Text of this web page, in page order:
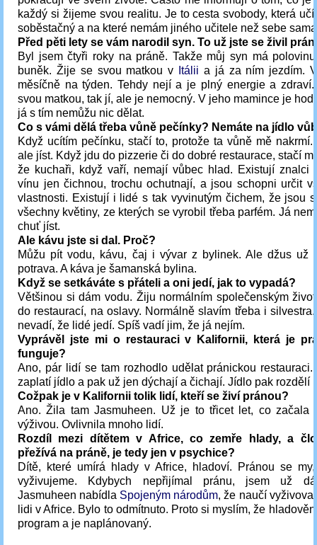
každý si žijeme svou realitu. Je to cesta svobody, která
soběstačný a na které nemám jiného učitele než sebe
Před pěti lety se vám narodil syn. To už jste se živil
Byl jsem čtyři roky na práně. Takže můj syn má
buněk. Žije se svou matkou v
Itálii a já za ním jezdím.
měsíčně na týden. Tehdy nejí a je plný energie a
svou matkou, tak jí, ale je nemocný. V jeho mamince je
já s tím nemůžu nic dělat.
Co s vámi dělá třeba vůně pečínky? Nemáte na jídlo
Když ucítím pečínku, stačí to, protože ta vůně mě
ale jíst. Když jdu do pizzerie či do dobré restaurace, stačí
že kuchaři, když vaří, nemají vůbec hlad. Existují znalci
vínu jen čichnou, trochu ochutnají, a jsou schopni určit
vlastnosti. Existují i lidé s tak vyvinutým čichem, že jsou
všechny květiny, ze kterých se vyrobil třeba parfém. Já
chuť jíst.
Ale kávu jste si dal. Proč?
Můžu pít vodu, kávu, čaj i vývar z bylinek. Ale džus už
potrava. A káva je šamanská bylina.
Když se setkáváte s přáteli a oni jedí, jak to vypadá?
Většinou si dám vodu. Žiju normálním společenským
do restaurací, na oslavy. Normálně slavím třeba i
nevadí, že lidé jedí. Spíš vadí jim, že já nejím.
Vyprávěl jste mi o restauraci v Kalifornii, která je
funguje?
Ano, pár lidí se tam rozhodlo udělat pránickou
zaplatí jídlo a pak už jen dýchají a čichají. Jídlo pak rozdělí
Cožpak je v Kalifornii tolik lidí, kteří se živí pránou?
Ano. Žila tam Jasmuheen. Už je to třicet let, co začala
výživou. Ovlivnila mnoho lidí.
Rozdíl mezi dítětem v Africe, co zemře hlady, a
přežívá na práně, je tedy jen v psychice?
Dítě, které umírá hlady v Africe, hladoví. Pránou se
vyživujeme. Kdybych nepřijímal pránu, jsem už
Jasmuheen nabídla Spojeným národům, že naučí
lidi v Africe. Bylo to odmítnuto. Proto si myslím, že
program a je naplánovaný.